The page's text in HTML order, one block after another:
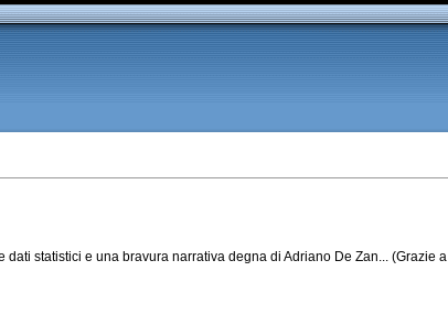
dati statistici e una bravura narrativa degna di Adriano De Zan... (Grazie a